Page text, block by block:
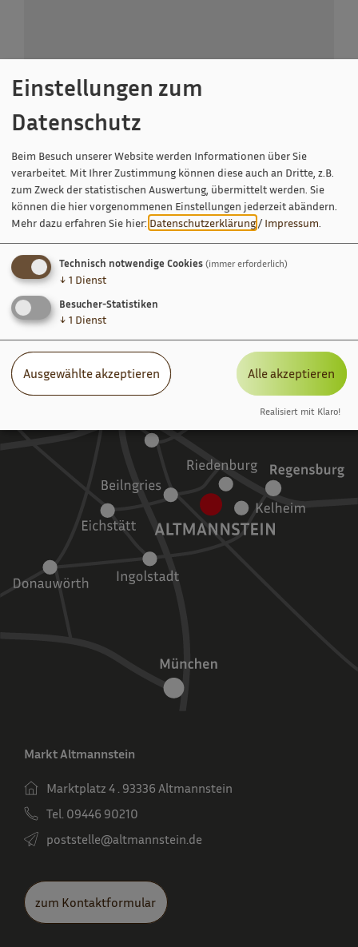
Herr Wolfgang Schiereis
Schafshiller Straße 11
93336 Altmannstein
09446 910938
Markt Altmannstein
Marktplatz 4 . 93336 Altmannstein
Tel. 09446 90210
poststelle­@altmannstein.de
zum Kontaktformular
Einstellungen zum
Datenschutz
Beim Besuch unserer Website werden Informationen über Sie
verarbeitet. Mit Ihrer Zustimmung können diese auch an Dritte, z.B.
zum Zweck der statistischen Auswertung, übermittelt werden. Sie
können die hier vorgenommenen Einstellungen jederzeit abändern.
Mehr dazu erfahren Sie hier: Datenschutzerklärung/ Impressum.
Technisch notwendige Cookies (immer erforderlich)
↓ 1 Dienst
Besucher-Statistiken
↓ 1 Dienst
Ausgewählte akzeptieren Alle akzeptieren
Realisiert mit Klaro!